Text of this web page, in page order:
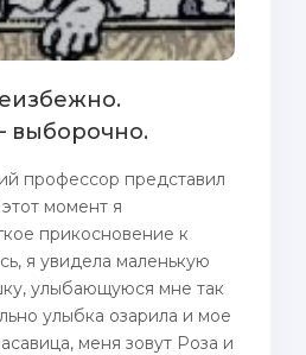
выборочно.
профессор представил
момент я
прикосновение к
я увидела маленькую
улыбающуюся мне так
улыбка озарила и мое
меня зовут Роза и